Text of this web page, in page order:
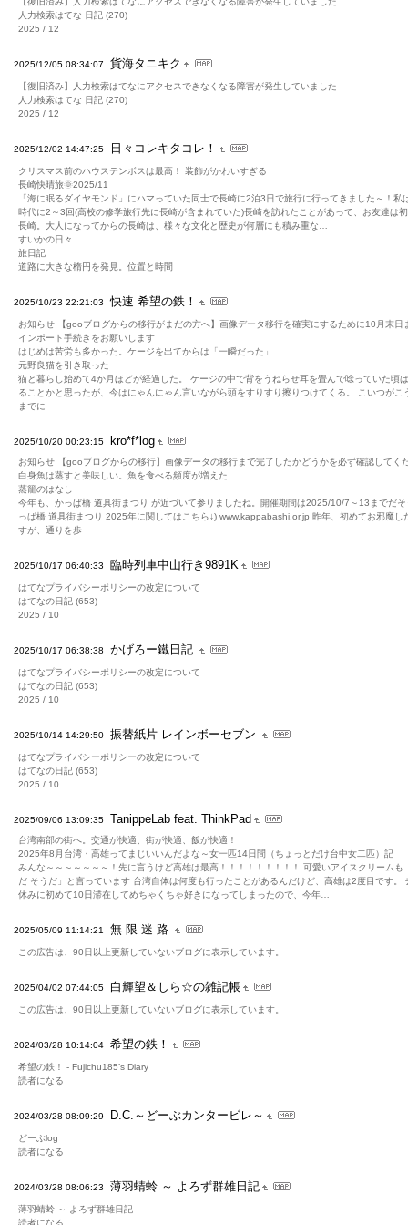
人力検索はてな 日記 (270)
2025 / 12
2025/12/05 08:34:07 貨海タニキク
【復旧済み】人力検索はてなにアクセスできなくなる障害が発生していました
人力検索はてな 日記 (270)
2025 / 12
2025/12/02 14:47:25 日々コレキタコレ！
クリスマス前のハウステンボスは最高！ 装飾がかわいすぎる
長崎快晴旅🌞2025/11
「海に眠るダイヤモンド」にハマっていた同士で長崎に2泊3日で旅行に行ってきました～！私
時代に2～3回(高校の修学旅行先に長崎が含まれていた)長崎を訪れたことがあって、お友達は
長崎。大人になってからの長崎は、様々な文化と歴史が何層にも積み重な…
すいかの日々
旅日記
道路に大きな楕円を発見。位置と時間
2025/10/23 22:21:03 快速 希望の鉄！
お知らせ 【gooブログからの移行がまだの方へ】画像データ移行を確実にするために10月末日
インポート手続きをお願いします
はじめは苦労も多かった。ケージを出てからは「一瞬だった」
元野良猫を引き取った
猫と暮らし始めて4か月ほどが経過した。 ケージの中で背をうねらせ耳を畳んで唸っていた頃
ることかと思ったが、今はにゃんにゃん言いながら頭をすりすり擦りつけてくる。 こいつがこ
までに
2025/10/20 00:23:15 kro*f*log
お知らせ 【gooブログからの移行】画像データの移行まで完了したかどうかを必ず確認してく
白身魚は蒸すと美味しい。魚を食べる頻度が増えた
蒸籠のはなし
今年も、かっぱ橋 道具街まつり が近づいて参りましたね。開催期間は2025/10/7～13までだそ
っぱ橋 道具街まつり 2025年に関してはこちら↓) www.kappabashi.or.jp 昨年、初めてお邪魔し
すが、通りを歩
2025/10/17 06:40:33 臨時列車中山行き9891K
はてなプライバシーポリシーの改定について
はてなの日記 (653)
2025 / 10
2025/10/17 06:38:38 かげろー鐵日記
はてなプライバシーポリシーの改定について
はてなの日記 (653)
2025 / 10
2025/10/14 14:29:50 振替紙片 レインボーセブン
はてなプライバシーポリシーの改定について
はてなの日記 (653)
2025 / 10
2025/09/06 13:09:35 TanippeLab feat. ThinkPad
台湾南部の街へ。交通が快適、街が快適、飯が快適！
2025年8月台湾・高雄ってまじいいんだよな～女一匹14日間（ちょっとだけ台中女二匹）記
みんな～～～～～～～！先に言うけど高雄は最高！！！！！！！！！ 可愛いアイスクリームも
だ そうだ」と言っています 台湾自体は何度も行ったことがあるんだけど、高雄は2度目です。
休みに初めて10日滞在してめちゃくちゃ好きになってしまったので、今年…
2025/05/09 11:14:21 無 限 迷 路
この広告は、90日以上更新していないブログに表示しています。
2025/04/02 07:44:05 白輝望＆しら☆の雑記帳
この広告は、90日以上更新していないブログに表示しています。
2024/03/28 10:14:04 希望の鉄！
希望の鉄！ - Fujichu185’s Diary
読者になる
2024/03/28 08:09:29 D.C.～どーぶカンタービレ～
どーぶlog
読者になる
2024/03/28 08:06:23 薄羽蜻蛉 ～ よろず群雄日記
薄羽蜻蛉 ～ よろず群雄日記
読者になる